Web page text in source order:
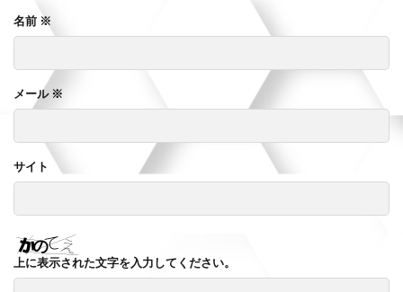
名前 ※
メール ※
サイト
上に表示された文字を入力してください。